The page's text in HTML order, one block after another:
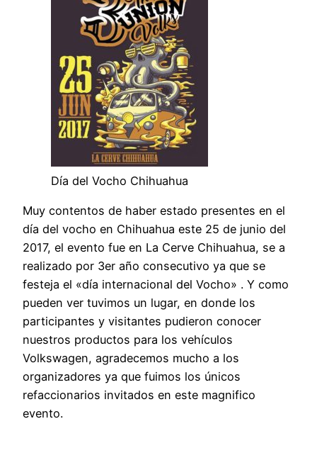
Día del Vocho Chihuahua
Muy contentos de haber estado presentes en el
día del vocho en Chihuahua este 25 de junio del
2017, el evento fue en La Cerve Chihuahua, se a
realizado por 3er año consecutivo ya que se
festeja el «día internacional del Vocho» . Y como
pueden ver tuvimos un lugar, en donde los
participantes y visitantes pudieron conocer
nuestros productos para los vehículos
Volkswagen, agradecemos mucho a los
organizadores ya que fuimos los únicos
refaccionarios invitados en este magnifico
evento.